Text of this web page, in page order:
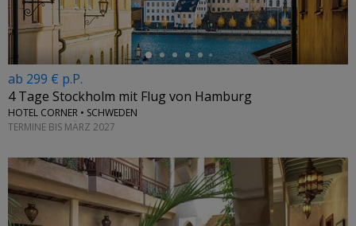
ab 299 € p.P.
4 Tage Stockholm mit Flug von Hamburg
HOTEL CORNER • SCHWEDEN
TERMINE BIS MÄRZ 2027